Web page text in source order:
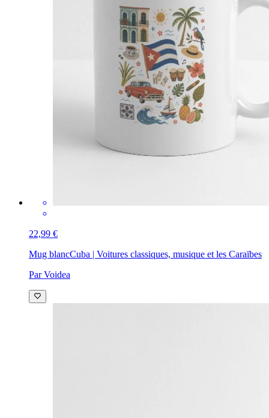
22,99 €
Mug blancCuba | Voitures classiques, musique et les Caraïbes
Par Voidea